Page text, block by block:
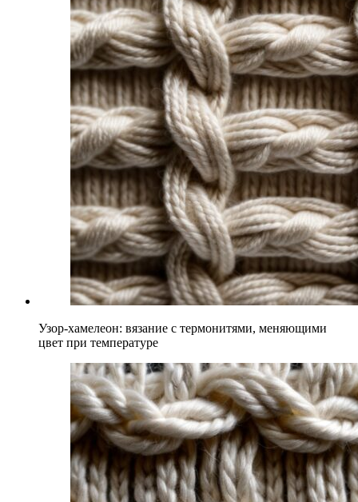
Узор-хамелеон: вязание с термонитями, меняющими
цвет при температуре